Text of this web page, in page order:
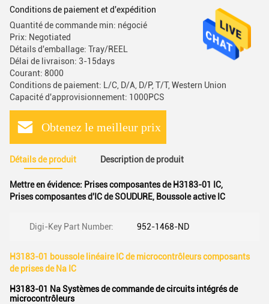
Conditions de paiement et d'expédition
Quantité de commande min: négocié
Prix: Negotiated
Détails d'emballage: Tray/REEL
Délai de livraison: 3-15days
Courant: 8000
Conditions de paiement: L/C, D/A, D/P, T/T, Western Union
Capacité d'approvisionnement: 1000PCS
Obtenez le meilleur prix
Détails de produit Description de produit
Mettre en évidence: Prises composantes de H3183-01 IC,
Prises composantes d'IC de SOUDURE, Boussole active IC
Digi-Key Part Number: 952-1468-ND
H3183-01 boussole linéaire IC de microcontrôleurs composants
de prises de Na IC
H3183-01 Na Systèmes de commande de circuits intégrés de
microcontrôleurs